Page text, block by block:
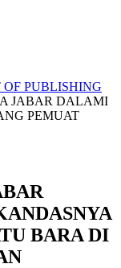
PUBLISHING
JABAR DALAMI
PEMUAT
BARA DI